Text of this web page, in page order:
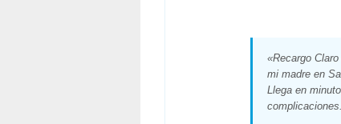
«Recargo
mi madre en
Llega en